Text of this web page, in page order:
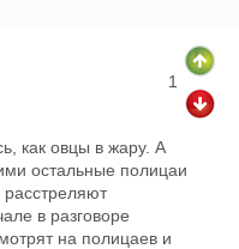
1
как овцы в жару. А
остальные полицаи
в разговоре
на полицаев и